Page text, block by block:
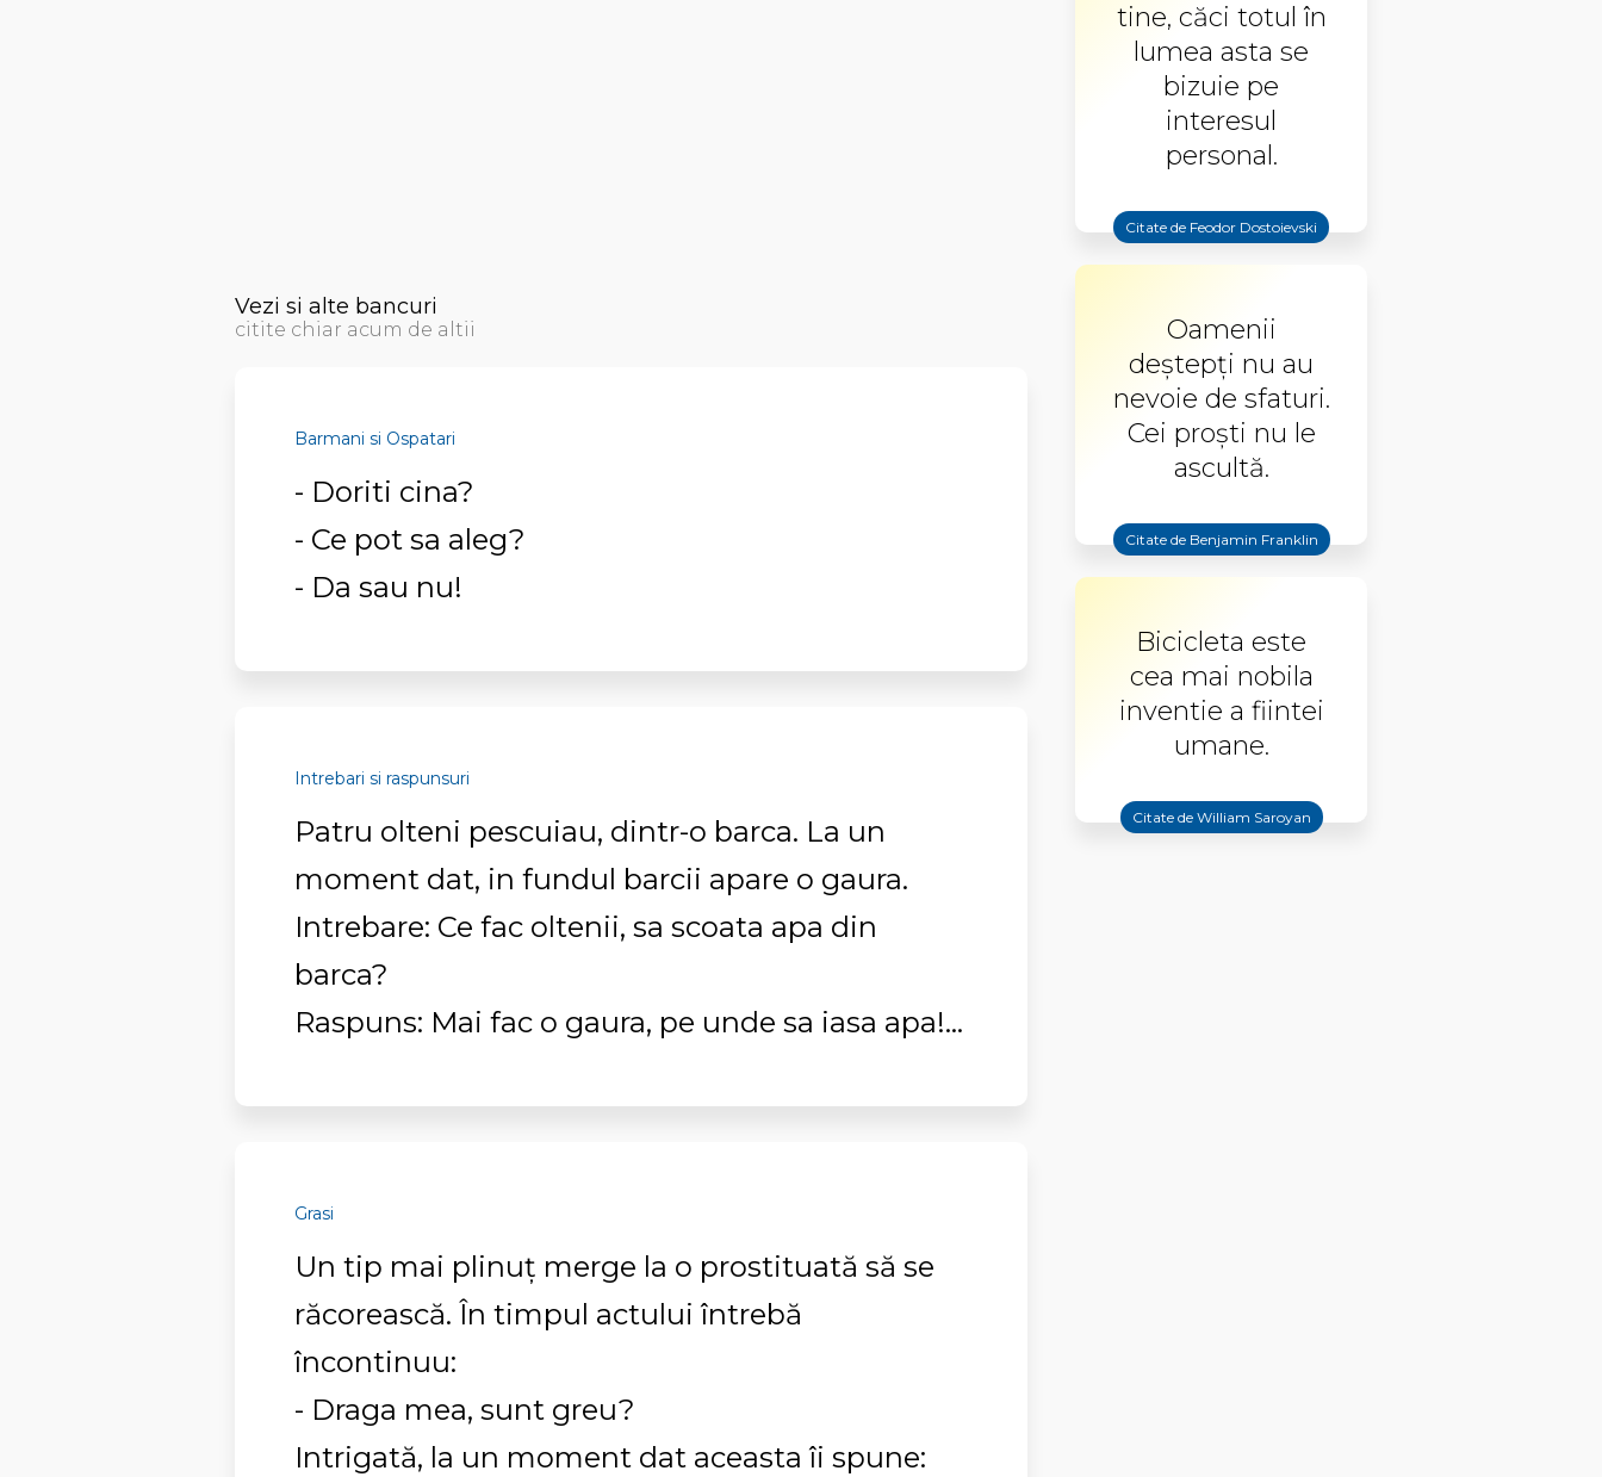
Vezi si alte bancuri
citite chiar acum de altii
Barmani si Ospatari
- Doriti cina?
- Ce pot sa aleg?
- Da sau nu!
Intrebari si raspunsuri
Patru olteni pescuiau, dintr-o barca. La un
moment dat, in fundul barcii apare o gaura.
Intrebare: Ce fac oltenii, sa scoata apa din
barca?
Raspuns: Mai fac o gaura, pe unde sa iasa apa!...
Grasi
Un tip mai plinuț merge la o prostituată să se
răcorească. În timpul actului întrebă
încontinuu:
- Draga mea, sunt greu?
Intrigată, la un moment dat aceasta îi spune:
tine, căci totul în
lumea asta se
bizuie pe
interesul
personal.
Citate de Feodor Dostoievski
Oamenii
deștepți nu au
nevoie de sfaturi.
Cei proști nu le
ascultă.
Citate de Benjamin Franklin
Bicicleta este
cea mai nobila
inventie a fiintei
umane.
Citate de William Saroyan